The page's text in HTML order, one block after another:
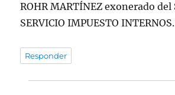
ROHR MARTÍNEZ exonerado del
SERVICIO IMPUESTO INTERNOS.
Responder